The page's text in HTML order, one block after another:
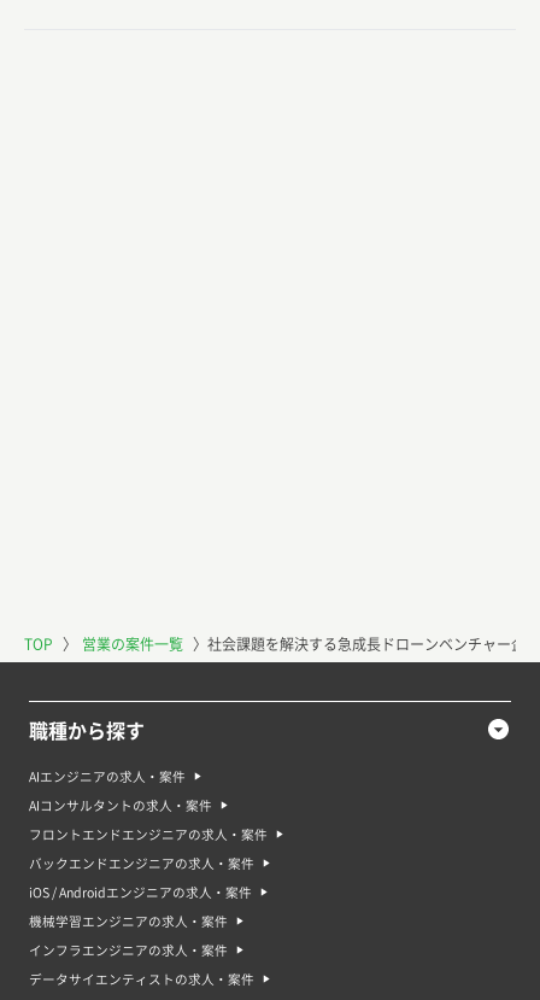
TOP 〉 営業の案件一覧 〉 社会課題を解決する急成長ドローンベンチャー企
職種から探す
AIエンジニアの求人・案件
AIコンサルタントの求人・案件
フロントエンドエンジニアの求人・案件
バックエンドエンジニアの求人・案件
iOS / Androidエンジニアの求人・案件
機械学習エンジニアの求人・案件
インフラエンジニアの求人・案件
データサイエンティストの求人・案件